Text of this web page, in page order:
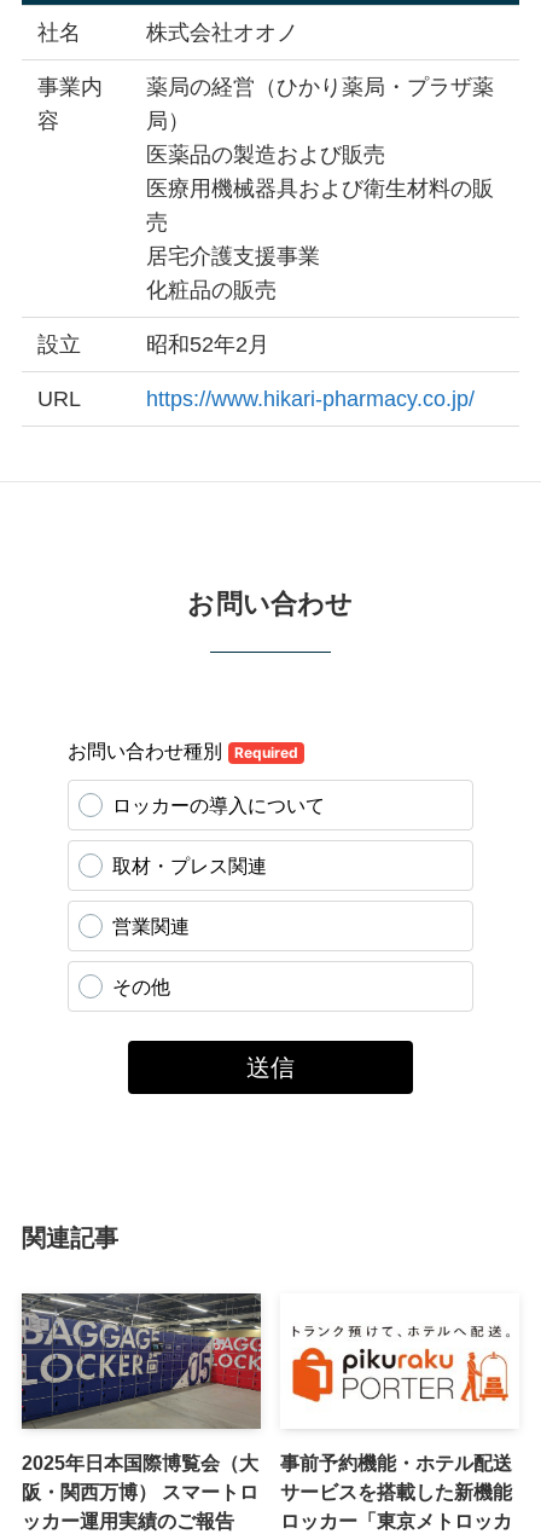
社名 株式会社オオノ
事業内
容
薬局の経営（ひかり薬局・プラザ薬
局）
医薬品の製造および販売
医療用機械器具および衛生材料の販
売
居宅介護支援事業
化粧品の販売
設立 昭和52年2月
URL https://www.hikari-pharmacy.co.jp/
お問い合わせ
関連記事
2025年日本国際博覧会（大
阪・関西万博） スマートロ
ッカー運用実績のご報告
事前予約機能・ホテル配送
サービスを搭載した新機能
ロッカー「東京メトロッカ